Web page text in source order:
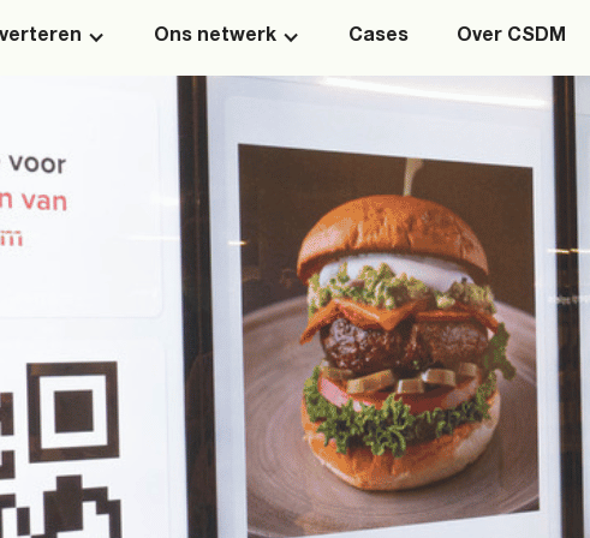
Ons netwerk Cases Over CSDM